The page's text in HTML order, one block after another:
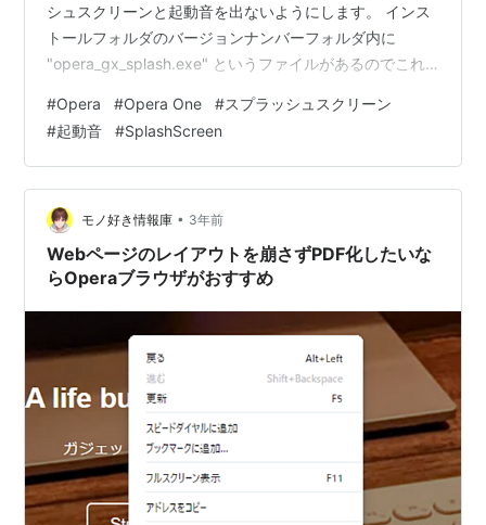
シュスクリーンと起動音を出ないようにします。 インス
トールフォルダのバージョンナンバーフォルダ内に
"opera_gx_splash.exe" というファイルがあるのでこれ
Developerでは今のところこれは新規インストール、アッ
プデート時のみ流れます。 その他ちょっと変わったとこ
ろとして、設定などの保存先が変わったようだ。以前 :
X:\Opera\profile\data\Default…
#Opera #Opera One #スプラッシュスクリーン
#起動音 #SplashScreen
モノ好き情報庫 • 3年前
Webページのレイアウトを崩さずPDF化したいな
らOperaブラウザがおすすめ